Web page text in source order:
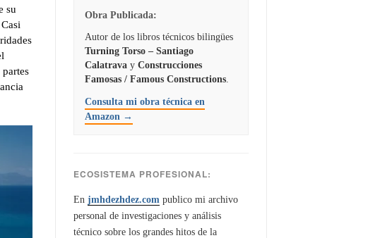
su
Obra Publicada:
Autor de los libros técnicos bilingües
Turning Torso – Santiago
Calatrava y Construcciones
Famosas / Famous Constructions
Consulta mi obra técnica en
Amazon →
ECOSISTEMA PROFESIONAL:
En jmhdezhdez.com publico mi archivo
personal de investigaciones y análisis
técnico sobre los grandes hitos de la